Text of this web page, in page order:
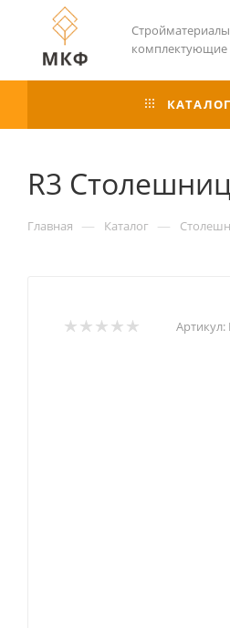
комплектующие
КАТАЛОГ
R3
Главная — Каталог —
Артикул: